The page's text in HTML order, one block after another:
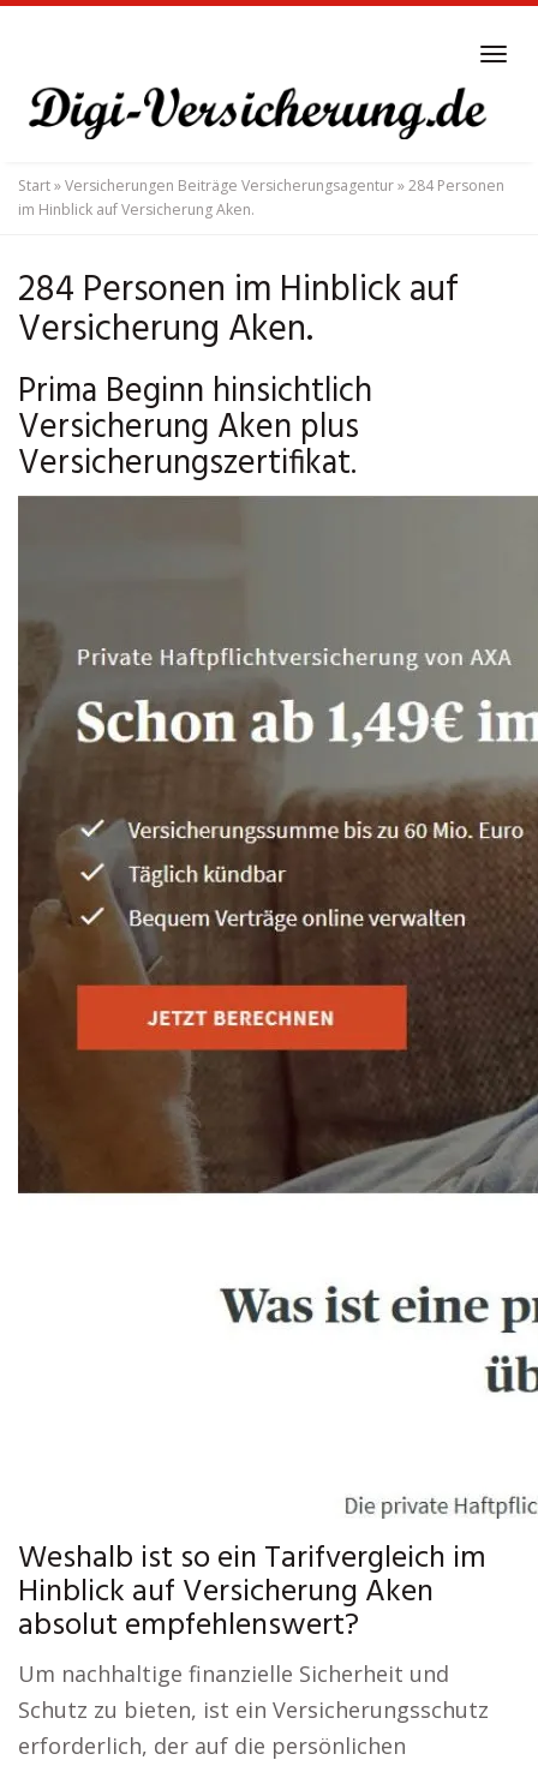
main
content
Start»Versicherungen Beiträge Versicherungsagentur»284 Personen
im Hinblick auf Versicherung Aken.
284 Personen im Hinblick auf
Versicherung Aken.
Prima Beginn hinsichtlich
Versicherung Aken plus
Versicherungszertifikat.
Weshalb ist so ein Tarifvergleich im
Hinblick auf Versicherung Aken
absolut empfehlenswert?
Um nachhaltige finanzielle Sicherheit und
Schutz zu bieten, ist ein Versicherungsschutz
erforderlich, der auf die persönlichen